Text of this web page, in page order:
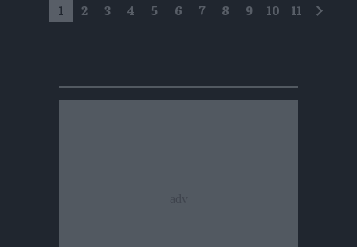
1 2 3 4 5 6 7 8 9 10 11